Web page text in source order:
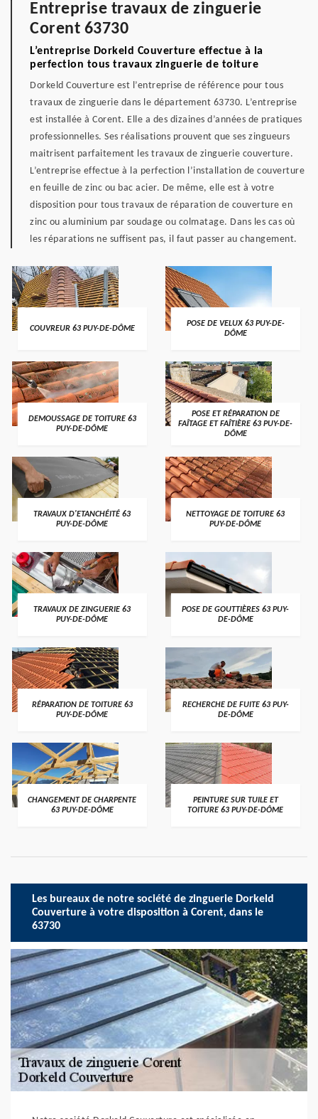
Entreprise travaux de zinguerie
Corent 63730
L’entreprise Dorkeld Couverture effectue à la
perfection tous travaux zinguerie de toiture
Dorkeld Couverture est l’entreprise de référence pour tous
travaux de zinguerie dans le département 63730. L’entreprise
est installée à Corent. Elle a des dizaines d’années de pratiques
professionnelles. Ses réalisations prouvent que ses zingueurs
maitrisent parfaitement les travaux de zinguerie couverture.
L’entreprise effectue à la perfection l’installation de couverture
en feuille de zinc ou bac acier. De même, elle est à votre
disposition pour tous travaux de réparation de couverture en
zinc ou aluminium par soudage ou colmatage. Dans les cas où
les réparations ne suffisent pas, il faut passer au changement.
COUVREUR 63 PUY-DE-DÔME
POSE DE VELUX 63 PUY-DE-
DÔME
DEMOUSSAGE DE TOITURE 63
PUY-DE-DÔME
POSE ET RÉPARATION DE
FAÎTAGE ET FAÎTIÈRE 63 PUY-DE-
DÔME
TRAVAUX D'ETANCHÉITÉ 63
PUY-DE-DÔME
NETTOYAGE DE TOITURE 63
PUY-DE-DÔME
TRAVAUX DE ZINGUERIE 63
PUY-DE-DÔME
POSE DE GOUTTIÈRES 63 PUY-
DE-DÔME
RÉPARATION DE TOITURE 63
PUY-DE-DÔME
RECHERCHE DE FUITE 63 PUY-
DE-DÔME
CHANGEMENT DE CHARPENTE
63 PUY-DE-DÔME
PEINTURE SUR TUILE ET
TOITURE 63 PUY-DE-DÔME
Les bureaux de notre société de zinguerie Dorkeld
Couverture à votre disposition à Corent, dans le
63730